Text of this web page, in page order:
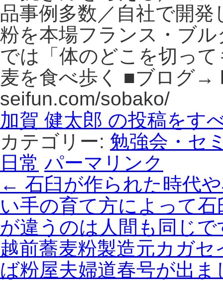
品事例多数／自社で開
粉を本場フランス・ブ
では「体のどこを切っ
麦を食べ歩く ■ブログ→
seifun.com/sobako/
加賀 健太郎 の投稿をす
カテゴリー: 勉強会・セ
日常 パーマリンク
← 石臼が作られた時代
い手の育て方によって
が違うのは人間も同じで
越前蕎麦粉製造元カガ
ば粉屋夫婦道春号が出